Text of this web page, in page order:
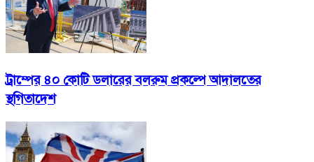
ট্রাম্পের ৪০ কোটি ডলারের বলরুম প্রকল্পে আদালতের
স্থগিতাদেশ